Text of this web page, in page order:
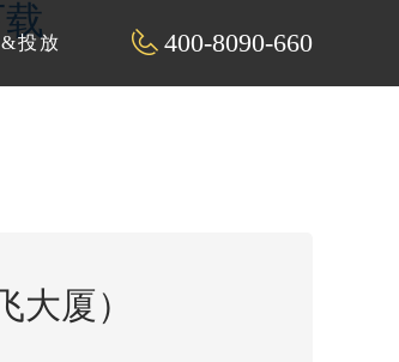
400-8090-660
投放
大厦）